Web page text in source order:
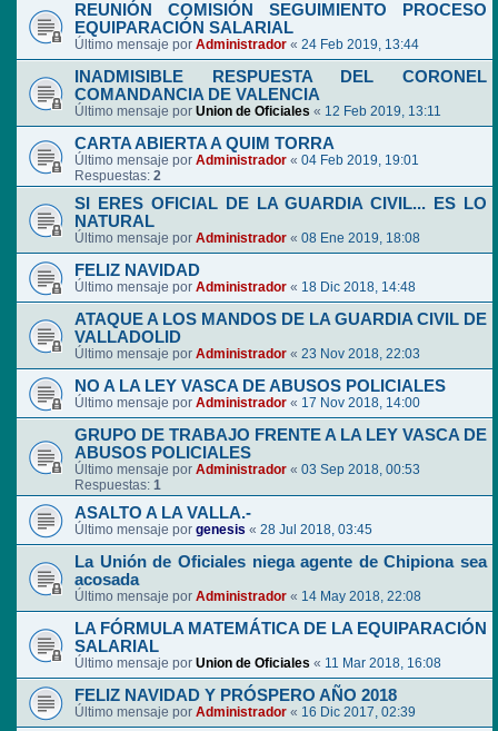
REUNIÓN COMISIÓN SEGUIMIENTO PROCESO
EQUIPARACIÓN SALARIAL
Último mensaje por Administrador « 24 Feb 2019, 13:44
INADMISIBLE RESPUESTA DEL CORONEL
COMANDANCIA DE VALENCIA
Último mensaje por Union de Oficiales « 12 Feb 2019, 13:11
CARTA ABIERTA A QUIM TORRA
Último mensaje por Administrador « 04 Feb 2019, 19:01
Respuestas: 2
SI ERES OFICIAL DE LA GUARDIA CIVIL... ES LO
NATURAL
Último mensaje por Administrador « 08 Ene 2019, 18:08
FELIZ NAVIDAD
Último mensaje por Administrador « 18 Dic 2018, 14:48
ATAQUE A LOS MANDOS DE LA GUARDIA CIVIL DE
VALLADOLID
Último mensaje por Administrador « 23 Nov 2018, 22:03
NO A LA LEY VASCA DE ABUSOS POLICIALES
Último mensaje por Administrador « 17 Nov 2018, 14:00
GRUPO DE TRABAJO FRENTE A LA LEY VASCA DE
ABUSOS POLICIALES
Último mensaje por Administrador « 03 Sep 2018, 00:53
Respuestas: 1
ASALTO A LA VALLA.-
Último mensaje por genesis « 28 Jul 2018, 03:45
La Unión de Oficiales niega agente de Chipiona sea
acosada
Último mensaje por Administrador « 14 May 2018, 22:08
LA FÓRMULA MATEMÁTICA DE LA EQUIPARACIÓN
SALARIAL
Último mensaje por Union de Oficiales « 11 Mar 2018, 16:08
FELIZ NAVIDAD Y PRÓSPERO AÑO 2018
Último mensaje por Administrador « 16 Dic 2017, 02:39